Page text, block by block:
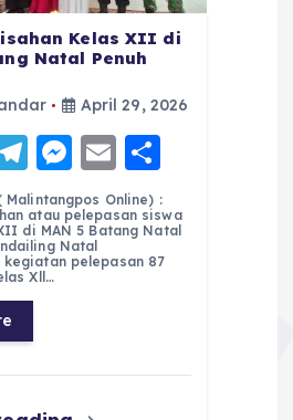
Kelas XII di
Natal Penuh
April 29, 2026
T
el
e
g
r
m
M
e
ss
e
er
E
m
ai
l
h
a
re
Malintangpos Online) :
atau pelepasan siswa
di MAN 5 Batang Natal
Natal
kegiatan pelepasan 87
Xll…